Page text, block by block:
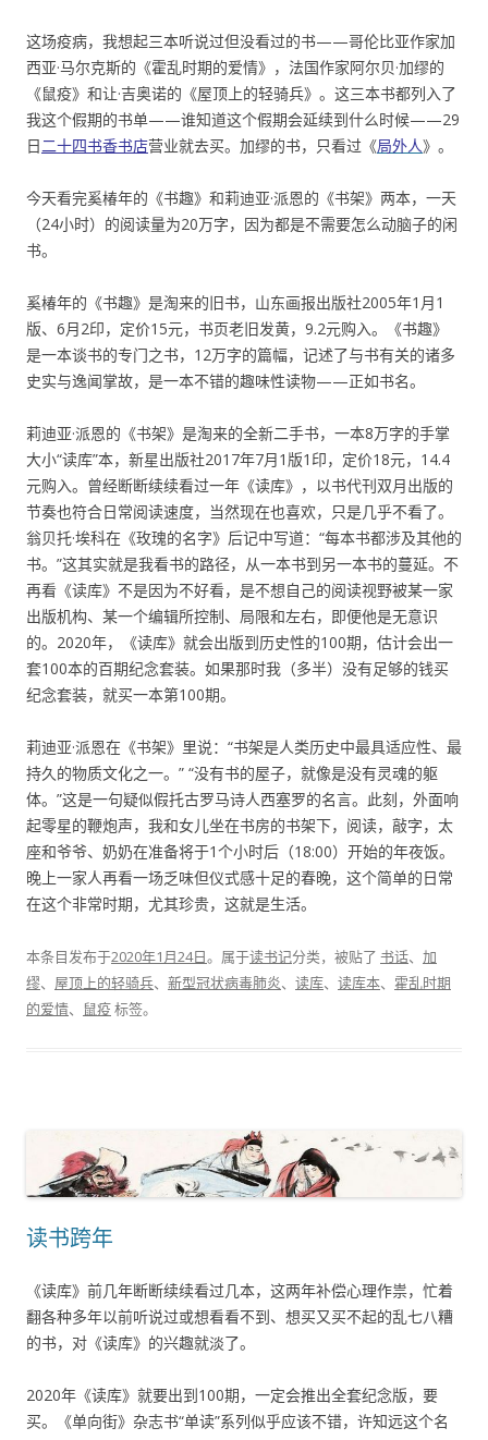
这场疫病，我想起三本听说过但没看过的书——哥伦比亚作家加
西亚·马尔克斯的《霍乱时期的爱情》，法国作家阿尔贝·加缪的
《鼠疫》和让·吉奥诺的《屋顶上的轻骑兵》。这三本书都列入了
我这个假期的书单——谁知道这个假期会延续到什么时候——29
日 二十四书香书店营业就去买。加缪的书，只看过《局外人》。
今天看完奚椿年的《书趣》和莉迪亚·派恩的《书架》两本，一天
（24小时）的阅读量为20万字，因为都是不需要怎么动脑子的闲
书。
奚椿年的《书趣》是淘来的旧书，山东画报出版社2005年1月1
版、6月2印，定价15元，书页老旧发黄，9.2元购入。《书趣》
是一本谈书的专门之书，12万字的篇幅，记述了与书有关的诸多
史实与逸闻掌故，是一本不错的趣味性读物——正如书名。
莉迪亚·派恩的《书架》是淘来的全新二手书，一本8万字的手掌
大小“读库”本，新星出版社2017年7月1版1印，定价18元，14.4
元购入。曾经断断续续看过一年《读库》，以书代刊双月出版的
节奏也符合日常阅读速度，当然现在也喜欢，只是几乎不看了。
翁贝托·埃科在《玫瑰的名字》后记中写道：“每本书都涉及其他的
书。”这其实就是我看书的路径，从一本书到另一本书的蔓延。不
再看《读库》不是因为不好看，是不想自己的阅读视野被某一家
出版机构、某一个编辑所控制、局限和左右，即便他是无意识
的。2020年，《读库》就会出版到历史性的100期，估计会出一
套100本的百期纪念套装。如果那时我（多半）没有足够的钱买
纪念套装，就买一本第100期。
莉迪亚·派恩在《书架》里说：“书架是人类历史中最具适应性、最
持久的物质文化之一。” “没有书的屋子，就像是没有灵魂的躯
体。”这是一句疑似假托古罗马诗人西塞罗的名言。此刻，外面响
起零星的鞭炮声，我和女儿坐在书房的书架下，阅读，敲字，太
座和爷爷、奶奶在准备将于1个小时后（18:00）开始的年夜饭。
晚上一家人再看一场乏味但仪式感十足的春晚，这个简单的日常
在这个非常时期，尤其珍贵，这就是生活。
本条目发布于2020年1月24日。属于读书记分类，被贴了 书话、 加
缪、 屋顶上的轻骑兵、 新型冠状病毒肺炎、 读库、 读库本、 霍乱时期
的爱情、 鼠疫标签。
读书跨年
《读库》前几年断断续续看过几本，这两年补偿心理作祟，忙着
翻各种多年以前听说过或想看看不到、想买又买不起的乱七八糟
的书，对《读库》的兴趣就淡了。
2020年《读库》就要出到100期，一定会推出全套纪念版，要
买。《单向街》杂志书“单读”系列似乎应该不错，许知远这个名